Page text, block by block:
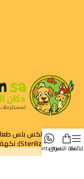
قائمةسلة التسوقcontact us
ريفلكس بلس
(Sterilized): نكهة اللحم البقري – 85 جم